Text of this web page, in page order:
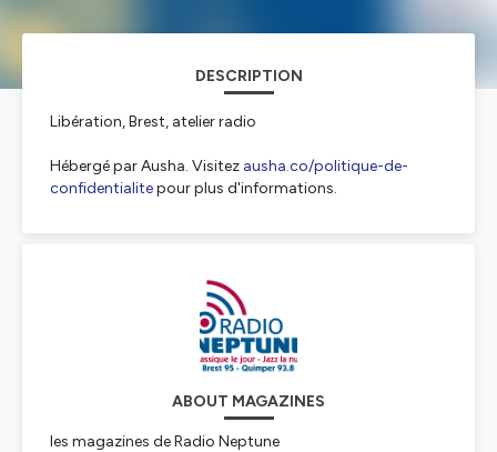
DESCRIPTION
Libération, Brest, atelier radio
Hébergé par Ausha. Visitez ausha.co/politique-de-
confidentialitepour plus d'informations.
ABOUT MAGAZINES
les magazines de Radio Neptune